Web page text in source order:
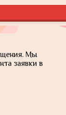
Мы
заявки в